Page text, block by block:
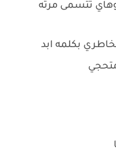
تتسمى مرته
بكلمه ابد